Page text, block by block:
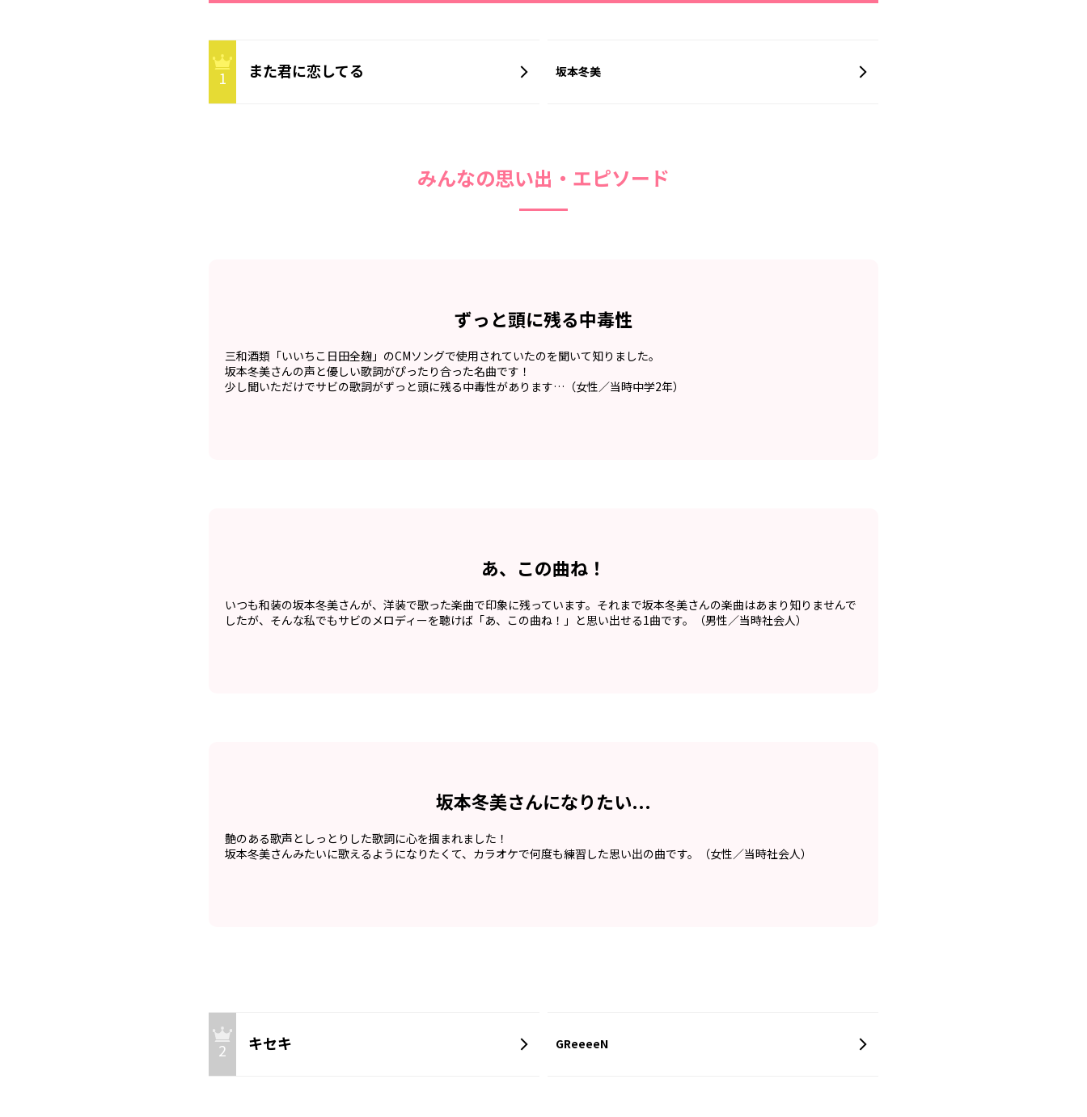
1
また君に恋してる 坂本冬美
みんなの思い出・エピソード
ずっと頭に残る中毒性
三和酒類「いいちこ日田全麹」のCMソングで使用されていたのを聞いて知りました。
坂本冬美さんの声と優しい歌詞がぴったり合った名曲です！
少し聞いただけでサビの歌詞がずっと頭に残る中毒性があります…（女性／当時中学2年）
あ、この曲ね！
いつも和装の坂本冬美さんが、洋装で歌った楽曲で印象に残っています。それまで坂本冬美さんの楽曲はあまり知りませんで
したが、そんな私でもサビのメロディーを聴けば「あ、この曲ね！」と思い出せる1曲です。（男性／当時社会人）
坂本冬美さんになりたい...
艶のある歌声としっとりした歌詞に心を掴まれました！
坂本冬美さんみたいに歌えるようになりたくて、カラオケで何度も練習した思い出の曲です。（女性／当時社会人）
2
キセキ GReeeeN